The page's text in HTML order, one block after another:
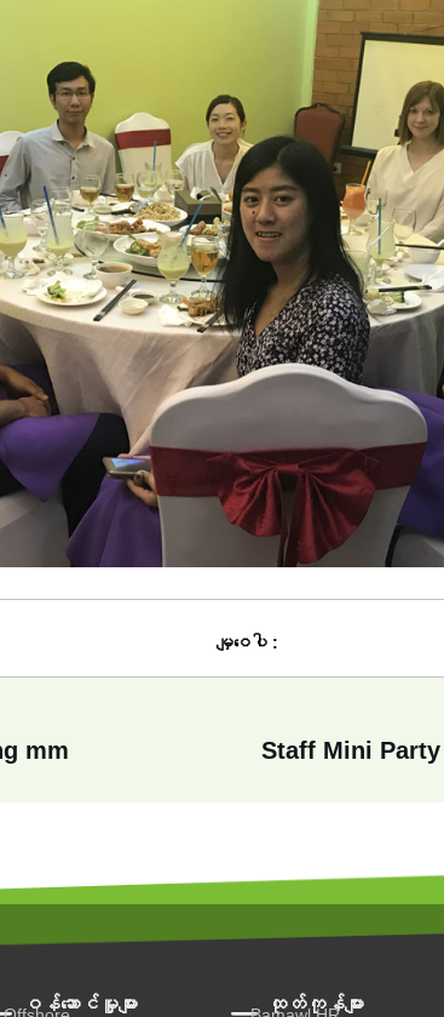
မျှဝေပါ :
mm Staff Mini Party
ဝန်ဆောင်မှူများ ထုတ်ကုန်များ